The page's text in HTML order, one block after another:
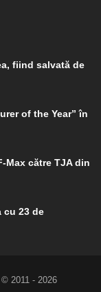
fiind salvată de
of the Year” în
Max către TJA din
cu 23 de
2011 - 2026